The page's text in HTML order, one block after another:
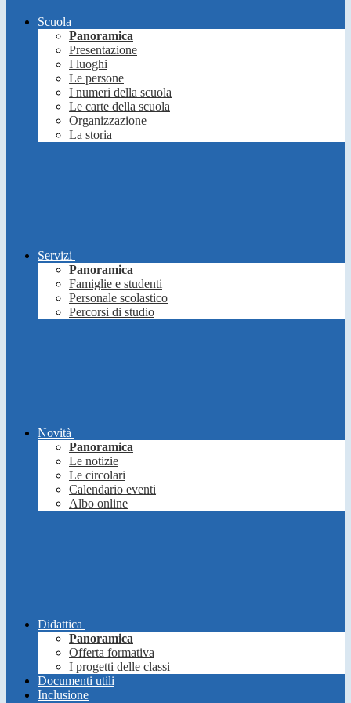
Scuola
Panoramica
Presentazione
I luoghi
Le persone
I numeri della scuola
Le carte della scuola
Organizzazione
La storia
Servizi
Panoramica
Famiglie e studenti
Personale scolastico
Percorsi di studio
Novità
Panoramica
Le notizie
Le circolari
Calendario eventi
Albo online
Didattica
Panoramica
Offerta formativa
I progetti delle classi
Documenti utili
Inclusione